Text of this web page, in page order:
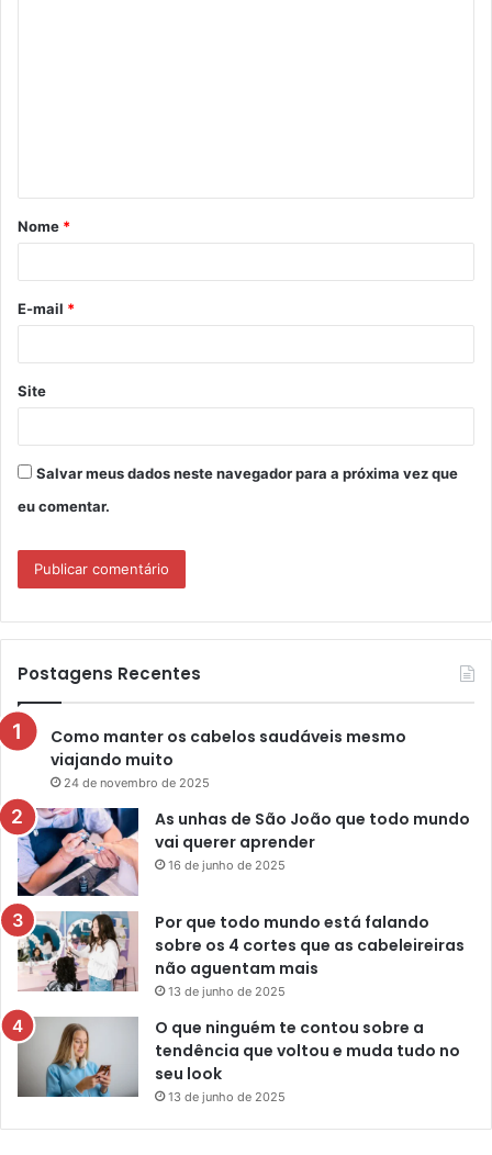
á
r
*
Nome *
E-mail *
Site
Salvar meus dados neste navegador para a próxima vez que
eu comentar.
Postagens Recentes
Como manter os cabelos saudáveis mesmo
viajando muito
24 de novembro de 2025
As unhas de São João que todo mundo
vai querer aprender
16 de junho de 2025
Por que todo mundo está falando
sobre os 4 cortes que as cabeleireiras
não aguentam mais
13 de junho de 2025
O que ninguém te contou sobre a
tendência que voltou e muda tudo no
seu look
13 de junho de 2025